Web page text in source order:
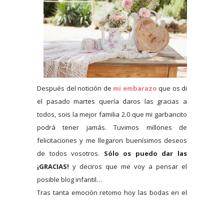
Después del notición de mi embarazo que os di
el pasado martes quería daros las gracias a
todos, sois la mejor familia 2.0 que mi garbancito
podrá tener jamás. Tuvimos millones de
felicitaciones y me llegaron buenísimos deseos
de todos vosotros. Sólo os puedo dar las
¡GRACIAS! y deciros que me voy a pensar el
posible blog infantil…
Tras tanta emoción retomo hoy las bodas en el